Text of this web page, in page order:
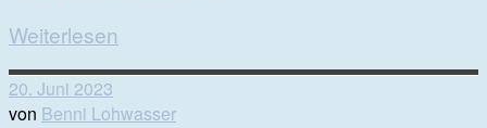
Weiterlesen
20. Juni 2023
von Benni Lohwasser